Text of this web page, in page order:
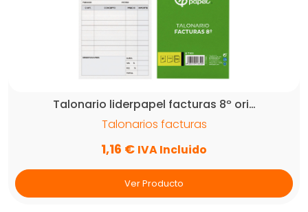
Talonario liderpapel facturas 8º ori…
Talonarios facturas
1,16 € IVA Incluido
Ver Producto